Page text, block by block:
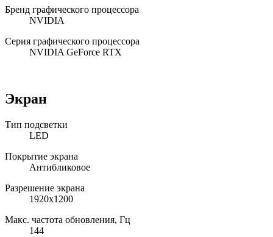
Бренд графического процессора
NVIDIA
Серия графического процессора
NVIDIA GeForce RTX
Экран
Тип подсветки
LED
Покрытие экрана
Антибликовое
Разрешение экрана
1920x1200
Макс. частота обновления, Гц
144